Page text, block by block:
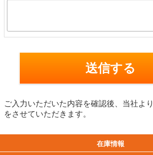
ご入力いただいた内容を確認後、当社よ
をさせていただきます。
在庫情報